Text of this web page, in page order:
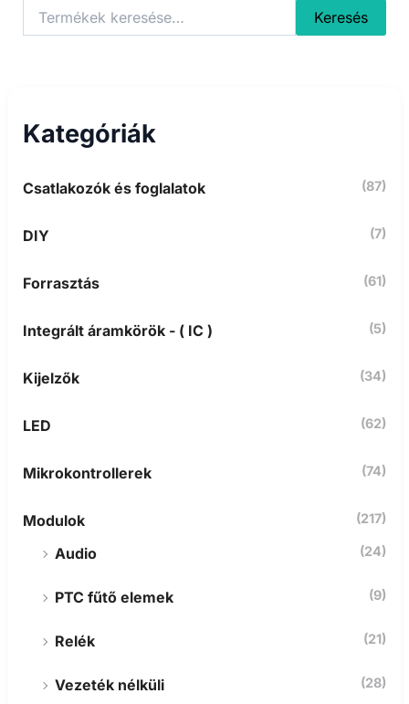
a
v
k
z
e
Keresés
Kategóriák
Csatlakozók és foglalatok (87)
DIY (7)
Forrasztás (61)
Integrált áramkörök - ( IC ) (5)
Kijelzők (34)
LED (62)
Mikrokontrollerek (74)
Modulok (217)
Audio (24)
PTC fűtő elemek (9)
Relék (21)
Vezeték nélküli (28)